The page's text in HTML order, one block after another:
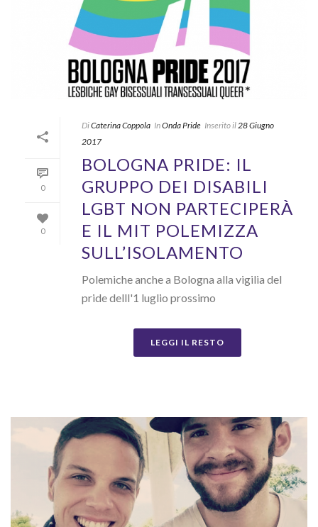
0
0
DiCaterina Coppola InOnda Pride Inserito il28 Giugno
2017
BOLOGNA PRIDE: IL
GRUPPO DEI DISABILI
LGBT NON PARTECIPERÀ
E IL MIT POLEMIZZA
SULL’ISOLAMENTO
Polemiche anche a Bologna alla vigilia del
pride delll'1 luglio prossimo
LEGGI IL RESTO